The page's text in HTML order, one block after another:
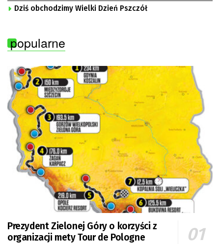
Dziś obchodzimy Wielki Dzień Pszczół
popularne
Prezydent Zielonej Góry o korzyści z
organizacji mety Tour de Pologne